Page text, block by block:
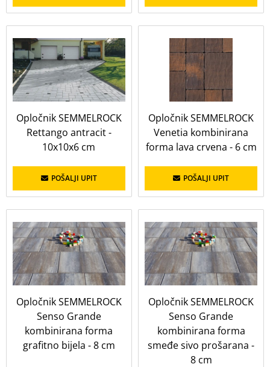
Opločnik SEMMELROCK
Rettango antracit -
10x10x6 cm
POŠALJI UPIT
Opločnik SEMMELROCK
Venetia kombinirana
forma lava crvena - 6 cm
POŠALJI UPIT
Opločnik SEMMELROCK
Senso Grande
kombinirana forma
grafitno bijela - 8 cm
Opločnik SEMMELROCK
Senso Grande
kombinirana forma
smeđe sivo prošarana -
8 cm